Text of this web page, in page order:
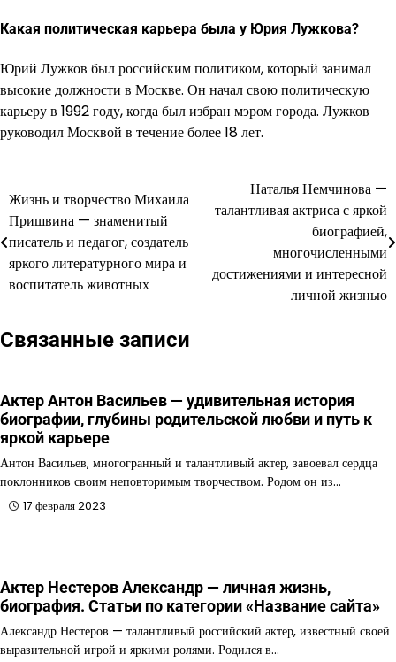
Какая политическая карьера была у Юрия Лужкова?
Юрий Лужков был российским политиком, который занимал
высокие должности в Москве. Он начал свою политическую
карьеру в 1992 году, когда был избран мэром города. Лужков
руководил Москвой в течение более 18 лет.
Навигация
по
записям
Жизнь и творчество Михаила
Пришвина — знаменитый
писатель и педагог, создатель
яркого литературного мира и
воспитатель животных
Наталья Немчинова —
талантливая актриса с яркой
биографией,
многочисленными
достижениями и интересной
личной жизнью
Связанные записи
Актер Антон Васильев — удивительная история
биографии, глубины родительской любви и путь к
яркой карьере
Антон Васильев, многогранный и талантливый актер, завоевал сердца
поклонников своим неповторимым творчеством. Родом он из…
17 февраля 2023
Актер Нестеров Александр — личная жизнь,
биография. Статьи по категории «Название сайта»
Александр Нестеров — талантливый российский актер, известный своей
выразительной игрой и яркими ролями. Родился в…